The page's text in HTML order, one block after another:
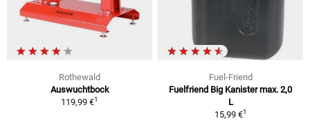
Rothewald
Auswuchtbock
119,99 €1
Fuel-Friend
Fuelfriend Big Kanister max. 2,0
L
15,99 €1